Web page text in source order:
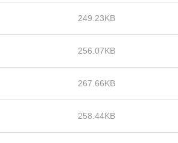
249.23KB
256.07KB
267.66KB
258.44KB